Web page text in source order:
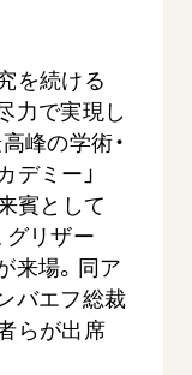
た80年
を続ける
力で実現し
峰の学術・
デミー」
賓として
グリザー
来場。同ア
バエフ総裁
らが出席